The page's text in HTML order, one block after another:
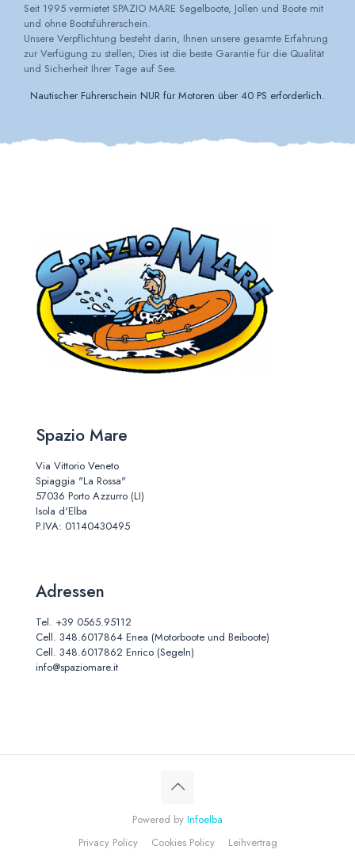
Seit 1995 vermietet SPAZIO MARE Segelboote, Jollen und Boote mit
und ohne Bootsführerschein.
Unsere Verpflichtung besteht darin, Ihnen unsere gesamte Erfahrung
zur Verfügung zu stellen; Dies ist die beste Garantie für die Qualität
und Sicherheit Ihrer Tage auf See.
Nautischer Führerschein NUR für Motoren über 40 PS erforderlich.
Spazio Mare
Via Vittorio Veneto
Spiaggia "La Rossa"
57036 Porto Azzurro (LI)
Isola d'Elba
P.IVA: 01140430495
Adressen
Tel. +39 0565.95112
Cell. 348.6017864 Enea (Motorboote und Beiboote)
Cell. 348.6017862 Enrico (Segeln)
info@spaziomare.it
Powered by Infoelba
Privacy Policy
Cookies Policy Leihvertrag